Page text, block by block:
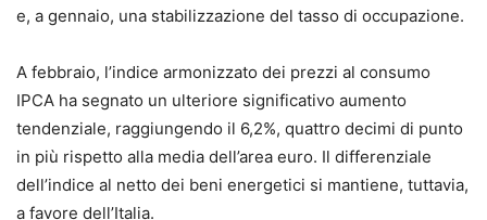
e, a gennaio, una stabilizzazione del tasso di occupazione.
A febbraio, l’indice armonizzato dei prezzi al consumo
IPCA ha segnato un ulteriore significativo aumento
tendenziale, raggiungendo il 6,2%, quattro decimi di punto
in più rispetto alla media dell’area euro. Il differenziale
dell’indice al netto dei beni energetici si mantiene, tuttavia,
a favore dell’Italia.